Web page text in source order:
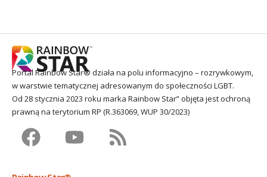
Portal Rainbow Star® działa na polu informacyjno – rozrywkowym,
w warstwie tematycznej adresowanym do społeczności LGBT.
Od 28 stycznia 2023 roku marka Rainbow Star” objęta jest ochroną
prawną na terytorium RP (R.363069, WUP 30/2023)